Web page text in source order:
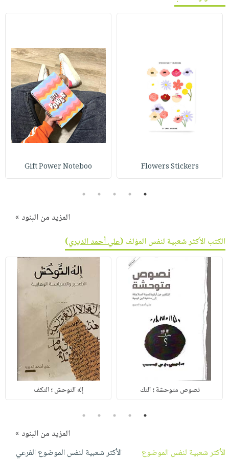
Flowers Stickers
Gift Power Noteboo
1
2
3
4
5
المزيد من البنود »
الكتب الأكثر شعبية لنفس المؤلف (علي أحمد الديري)
نصوص متوحشة ؛ التك إله التوحش ؛ التكف
1
2
3
4
5
المزيد من البنود »
الأكثر شعبية لنفس الموضوع
الأكثر شعبية لنفس الموضوع الفرعي